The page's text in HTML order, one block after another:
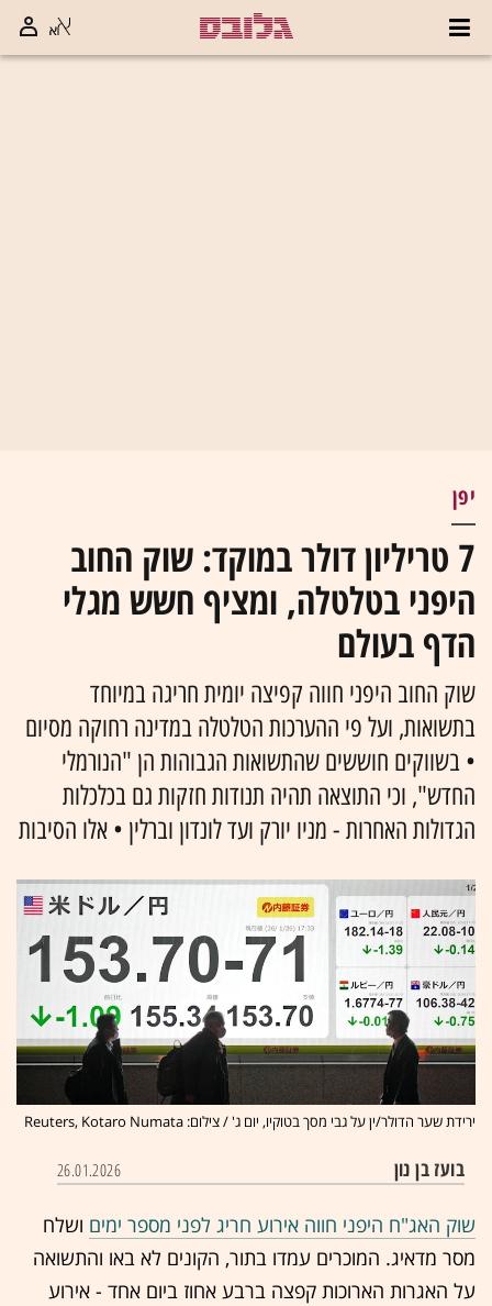
יפן
7 טריליון דולר במוקד: שוק החוב
היפני בטלטלה, ומציף חשש מגלי
הדף בעולם
שוק החוב היפני חווה קפיצה יומית חריגה במיוחד
בתשואות, ועל פי ההערכות הטלטלה במדינה רחוקה מסיום
• בשווקים חוששים שהתשואות הגבוהות הן "הנורמלי
החדש", וכי התוצאה תהיה תנודות חזקות גם בכלכלות
הגדולות האחרות - מניו יורק ועד לונדון וברלין • אלו הסיבות
ירידת שער הדולר/ין על גבי מסך בטוקיו, יום ג' / צילום: Reuters, Kotaro Numata
בועז בן נון 26.01.2026
שוק האג"ח היפני חווה אירוע חריג לפני מספר ימים ושלח
מסר מדאיג. המוכרים עמדו בתור, הקונים לא באו והתשואה
על האגרות הארוכות קפצה ברבע אחוז ביום אחד - אירוע